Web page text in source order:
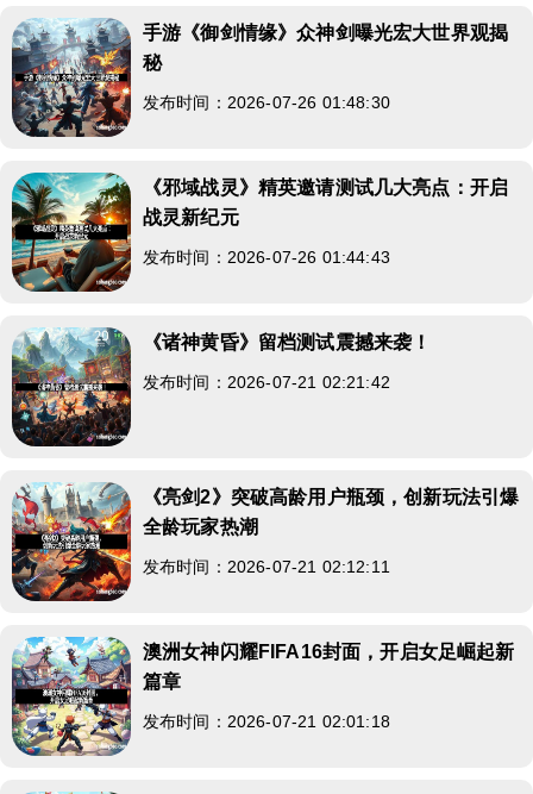
手游《御剑情缘》众神剑曝光宏大世界观揭
秘
发布时间：2026-07-26 01:48:30
《邪域战灵》精英邀请测试几大亮点：开启
战灵新纪元
发布时间：2026-07-26 01:44:43
《诸神黄昏》留档测试震撼来袭！
发布时间：2026-07-21 02:21:42
《亮剑2》突破高龄用户瓶颈，创新玩法引爆
全龄玩家热潮
发布时间：2026-07-21 02:12:11
澳洲女神闪耀FIFA16封面，开启女足崛起新
篇章
发布时间：2026-07-21 02:01:18